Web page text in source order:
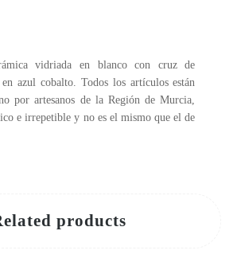
vidriada en blanco con cruz de
en azul cobalto. Todos los artículos están
por artesanos de la Región de Murcia,
e irrepetible y no es el mismo que el de
products